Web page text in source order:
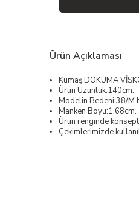
Ürün Açıklaması
Kumaş:DOKUMA
Ürün Uzunluk:140cm.
Modelin Bedeni:38/M
Manken Boyu:1.68cm.
Ürün renginde
Çekimlerimizde